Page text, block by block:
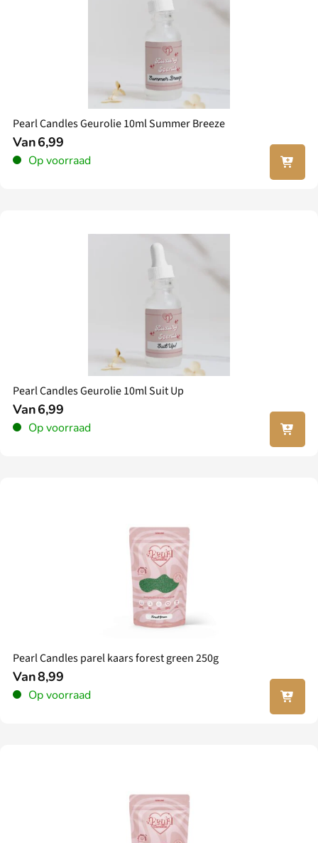
Pearl Candles Geurolie 10ml Summer Breeze
Van6,99
Op voorraad
In jouw
winkel
Pearl Candles Geurolie 10ml Suit Up
Van6,99
Op voorraad
In jouw
winkel
Pearl Candles parel kaars forest green 250g
Van8,99
Op voorraad
In jouw
winkel